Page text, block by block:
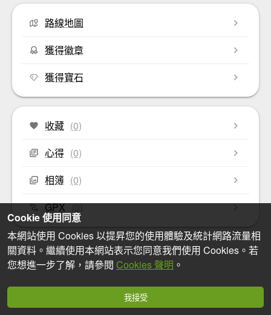
路線地圖
獲得徽章
獲得寶石
收藏 (0)
心得 (0)
相簿 (0)
GPX (0)
Cookie 使用同意
本網站使用 Cookies 以提昇您的使用體驗及統計網路流量相
關資料。繼續使用本網站表示您同意我們使用 Cookies。若
您想進一步了解，請參閱 Cookies 聲明 。
我接受